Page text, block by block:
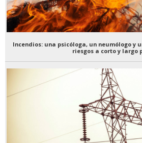
Incendios: una psicóloga, un neumólogo y
riesgos a corto y largo